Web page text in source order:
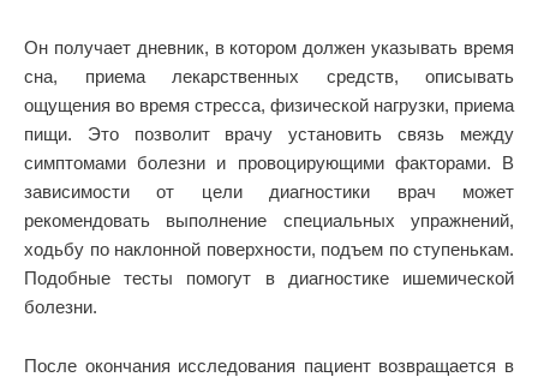
Он получает дневник, в котором должен указывать время
сна, приема лекарственных средств, описывать
ощущения во время стресса, физической нагрузки, приема
пищи. Это позволит врачу установить связь между
симптомами болезни и провоцирующими факторами. В
зависимости от цели диагностики врач может
рекомендовать выполнение специальных упражнений,
ходьбу по наклонной поверхности, подъем по ступенькам.
Подобные тесты помогут в диагностике ишемической
болезни.
После окончания исследования пациент возвращается в